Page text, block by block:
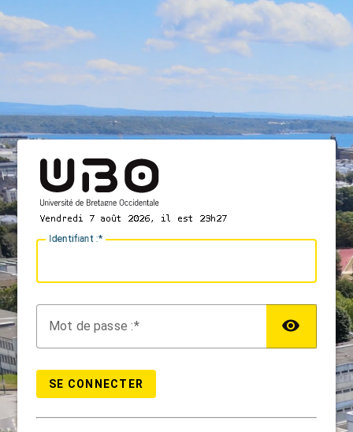
Identifiant :
Mot de passe :
SE CONNECTER